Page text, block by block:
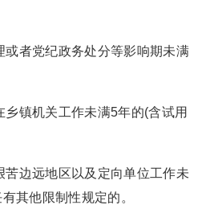
者党纪政务处分等影响期未满
镇机关工作未满5年的(含试用
边远地区以及定向单位工作未
其他限制性规定的。